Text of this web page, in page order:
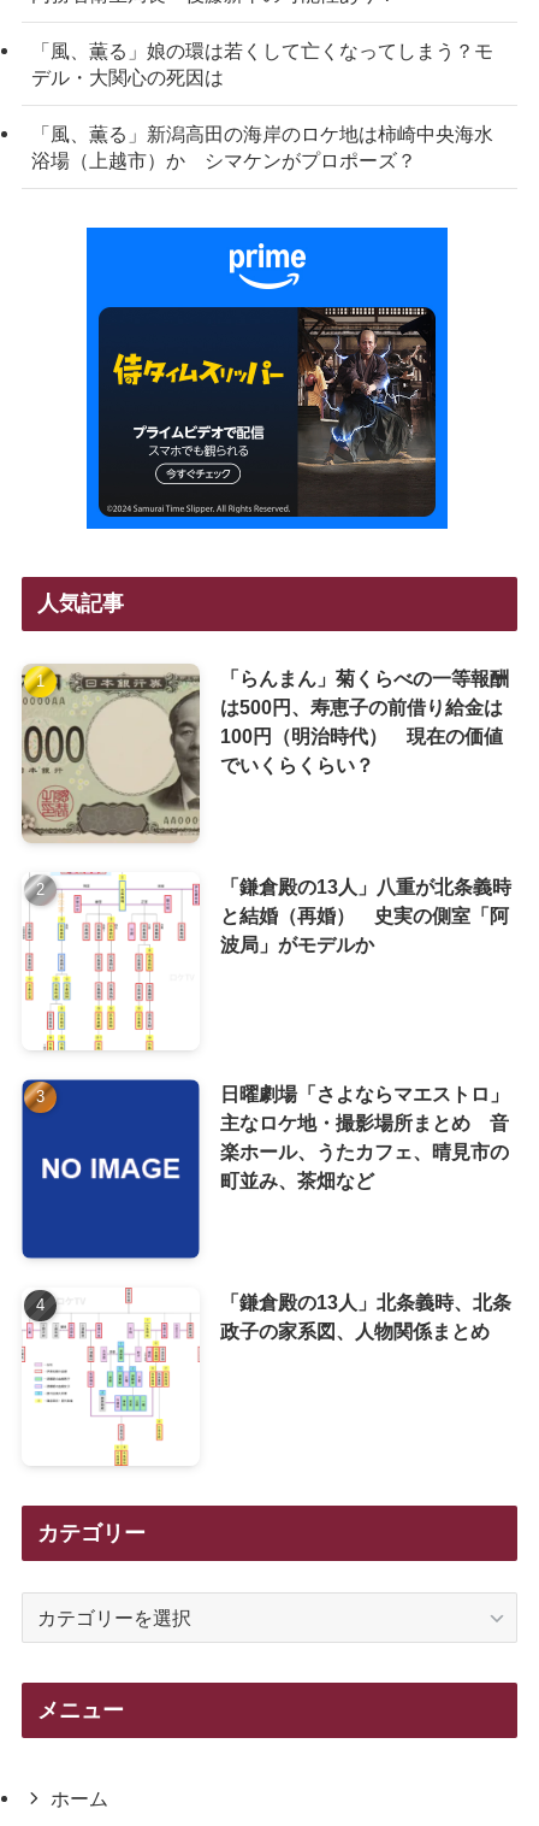
「風、薫る」娘の環は若くして亡くなってしまう？モ
デル・大関心の死因は
「風、薫る」新潟高田の海岸のロケ地は柿崎中央海水
浴場（上越市）か シマケンがプロポーズ？
人気記事
「らんまん」菊くらべの一等報酬
は500円、寿恵子の前借り給金は
100円（明治時代） 現在の価値
でいくらくらい？
「鎌倉殿の13人」八重が北条義時
と結婚（再婚） 史実の側室「阿
波局」がモデルか
日曜劇場「さよならマエストロ」
主なロケ地・撮影場所まとめ 音
楽ホール、うたカフェ、晴見市の
町並み、茶畑など
「鎌倉殿の13人」北条義時、北条
政子の家系図、人物関係まとめ
カテゴリー
メニュー
ホーム